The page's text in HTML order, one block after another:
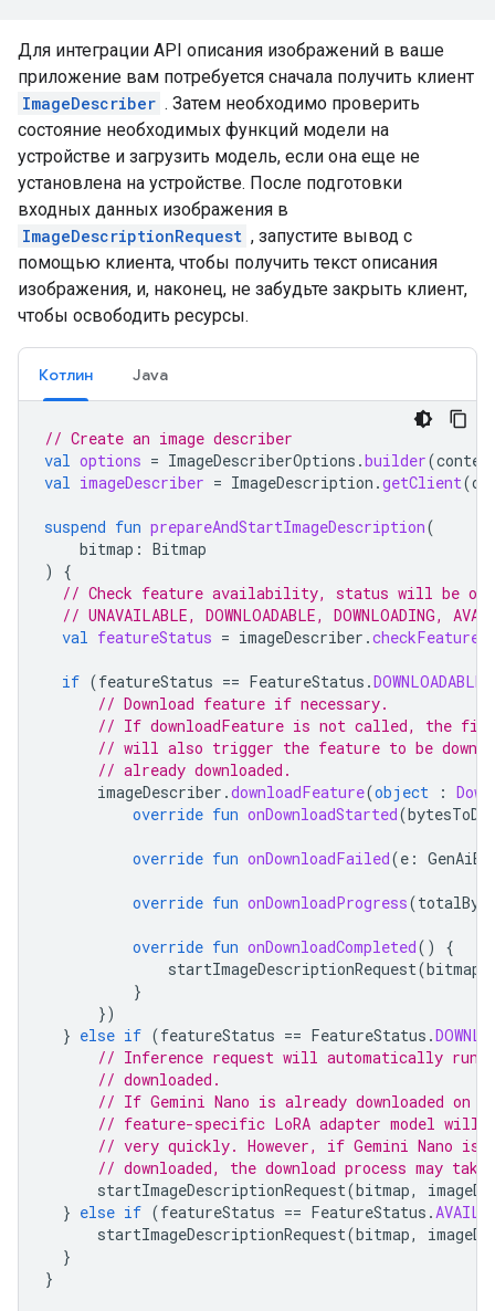
Для интеграции API описания изображений в ваше
приложение вам потребуется сначала получить клиент
ImageDescriber . Затем необходимо проверить
состояние необходимых функций модели на
устройстве и загрузить модель, если она еще не
установлена ​​на устройстве. После подготовки
входных данных изображения в
ImageDescriptionRequest , запустите вывод с
помощью клиента, чтобы получить текст описания
изображения, и, наконец, не забудьте закрыть клиент,
чтобы освободить ресурсы.
Котлин Java
// Create an image describer
val options = ImageDescriberOptions .builder(
val imageDescriber = ImageDescription .getClient(
suspend fun prepareAndStartImageDescription(
bitmap : Bitmap
)
{
// Check feature availability, status will be
// UNAVAILABLE, DOWNLOADABLE, DOWNLOADING,
val featureStatus = imageDescriber .
if (featureStatus == FeatureStatus .DOWNLOADABLE
// Download feature if necessary.
// If downloadFeature is not called, the
// will also trigger the feature to be
// already downloaded.
imageDescriber .downloadFeature(object :
override fun onDownloadStarted(
override fun onDownloadFailed(e :
override fun onDownloadProgress(
override fun onDownloadCompleted()
{
startImageDescriptionRequest(bitmap
}
})
} else if (featureStatus == FeatureStatus .
// Inference request will automatically run
// downloaded.
// If Gemini Nano is already downloaded on
// feature-specific LoRA adapter model will
// very quickly. However, if Gemini Nano is
// downloaded, the download process may
startImageDescriptionRequest(bitmap,
} else if (featureStatus == FeatureStatus .
startImageDescriptionRequest(bitmap,
}
}